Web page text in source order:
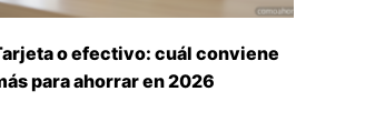
o efectivo: cuál conviene
para ahorrar en 2026